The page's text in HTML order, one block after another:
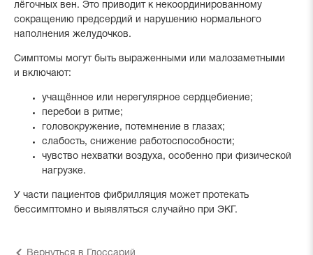
лёгочных вен. Это приводит к некоординированному
сокращению предсердий и нарушению нормального
наполнения желудочков.
Симптомы могут быть выраженными или малозаметными
и включают:
учащённое или нерегулярное сердцебиение;
перебои в ритме;
головокружение, потемнение в глазах;
слабость, снижение работоспособности;
чувство нехватки воздуха, особенно при физической
нагрузке.
У части пациентов фибрилляция может протекать
бессимптомно и выявляться случайно при ЭКГ.